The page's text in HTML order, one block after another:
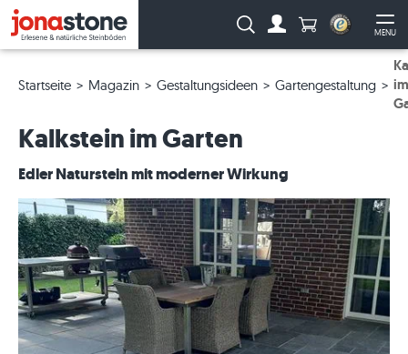
MENU
Suche: Anzahl
Startseite Magazin Gestaltungsideen Gartengestaltung
im
Kalkstein im Garten
Edler Naturstein mit moderner Wirkung